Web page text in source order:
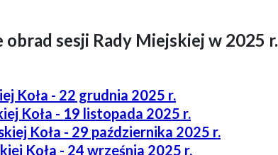
sesji Rady Miejskiej w 2025 r.
Koła - 22 grudnia 2025 r.
Koła - 19 listopada 2025 r.
Koła - 29 października 2025 r.
Koła - 24 września 2025 r.